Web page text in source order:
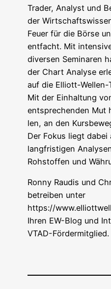
Trader, Ana­lyst und
der
Feu­er für die Bör­se
ent­facht. Mit
diver­sen Semi­na­ren
der Chart Ana­ly­se
auf die Elliott-
Mit der Ein­hal­tung
ent­spre­chen­den Mut
len, an den
Der Fokus liegt
lang­fris­ti­gen
Roh­stof­fen und
Ron­ny Rau­dis und
betrei­ben unter
https://
Ihren EW-Blog und
VTAD-Fördermitglied.